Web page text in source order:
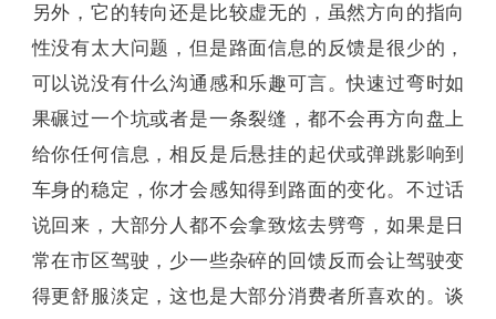
另外，它的转向还是比较虚无的，虽然方向的指向
性没有太大问题，但是路面信息的反馈是很少的，
可以说没有什么沟通感和乐趣可言。快速过弯时如
果碾过一个坑或者是一条裂缝，都不会再方向盘上
给你任何信息，相反是后悬挂的起伏或弹跳影响到
车身的稳定，你才会感知得到路面的变化。不过话
说回来，大部分人都不会拿致炫去劈弯，如果是日
常在市区驾驶，少一些杂碎的回馈反而会让驾驶变
得更舒服淡定，这也是大部分消费者所喜欢的。谈